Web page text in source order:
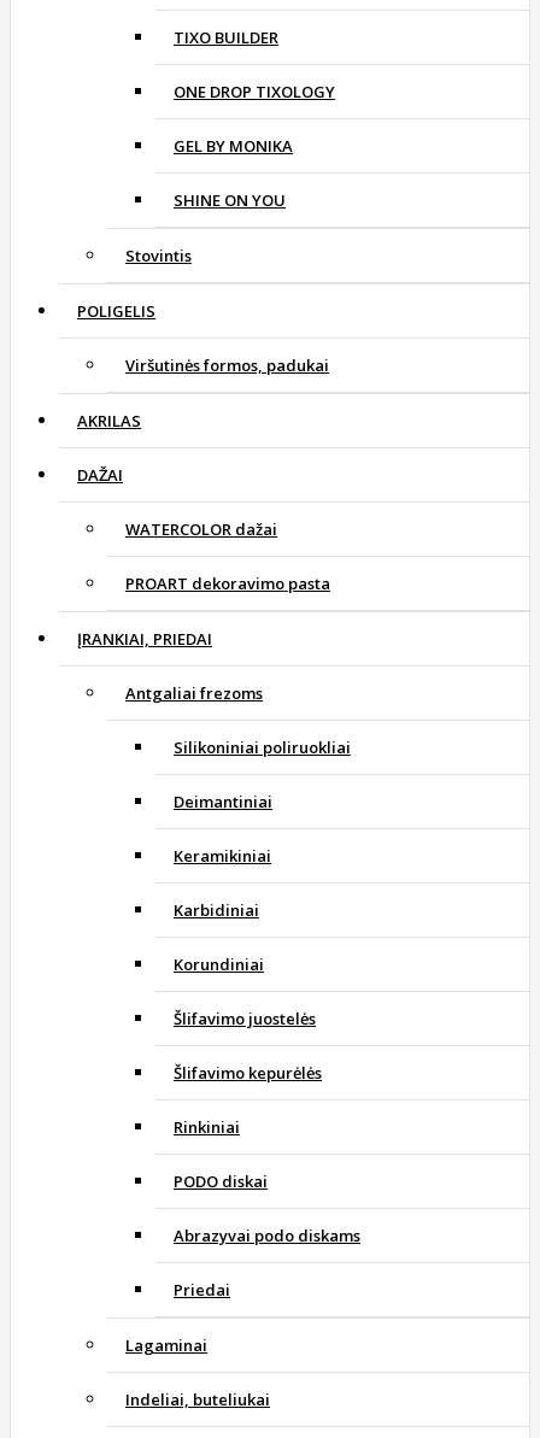
TIXO BUILDER
ONE DROP TIXOLOGY
GEL BY MONIKA
SHINE ON YOU
Stovintis
POLIGELIS
Viršutinės formos, padukai
AKRILAS
DAŽAI
WATERCOLOR dažai
PROART dekoravimo pasta
ĮRANKIAI, PRIEDAI
Antgaliai frezoms
Silikoniniai poliruokliai
Deimantiniai
Keramikiniai
Karbidiniai
Korundiniai
Šlifavimo juostelės
Šlifavimo kepurėlės
Rinkiniai
PODO diskai
Abrazyvai podo diskams
Priedai
Lagaminai
Indeliai, buteliukai